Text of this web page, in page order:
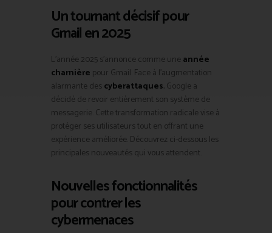
Un tournant décisif pour
Gmail en 2025
L’année 2025 s’annonce comme une année
charnière pour Gmail. Face à l’augmentation
alarmante descyberattaques , Google a
décidé de revoir entièrement son système de
messagerie. Cette transformation radicale vise à
protéger ses utilisateurs tout en offrant une
expérience améliorée. Découvrez ci-dessous les
principales nouveautés qui vous attendent.
Nouvelles fonctionnalités
pour contrer les
cybermenaces